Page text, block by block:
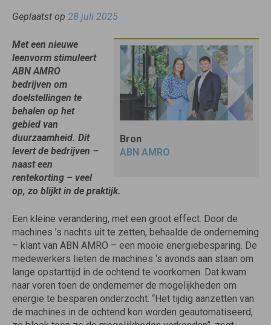
Geplaatst op 28 juli 2025
Bron
ABN AMRO
Met een nieuwe
leenvorm stimuleert
ABN AMRO
bedrijven om
doelstellingen te
behalen op het
gebied van
duurzaamheid. Dit
levert de bedrijven –
naast een
rentekorting – veel
op, zo blijkt in de praktijk.
Een kleine verandering, met een groot effect. Door de
machines ’s nachts uit te zetten, behaalde de onderneming
– klant van ABN AMRO – een mooie energiebesparing. De
medewerkers lieten de machines ‘s avonds aan staan om
lange opstarttijd in de ochtend te voorkomen. Dat kwam
naar voren toen de ondernemer de mogelijkheden om
energie te besparen onderzocht. “Het tijdig aanzetten van
de machines in de ochtend kon worden geautomatiseerd,